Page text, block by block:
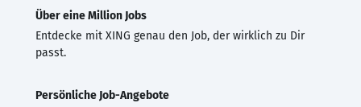
Über eine Million Jobs
Entdecke mit XING genau den Job, der wirklich zu Dir
passt.
Persönliche Job-Angebote